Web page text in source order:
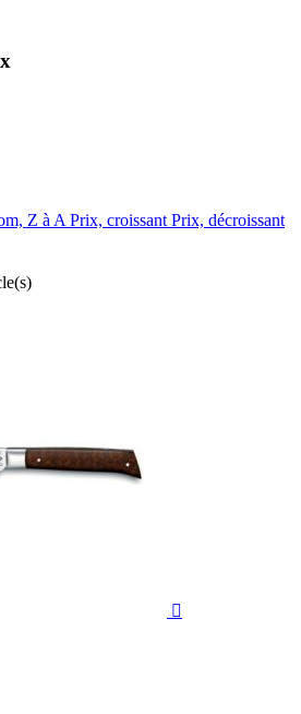
Z à APrix, croissantPrix, décroissant
